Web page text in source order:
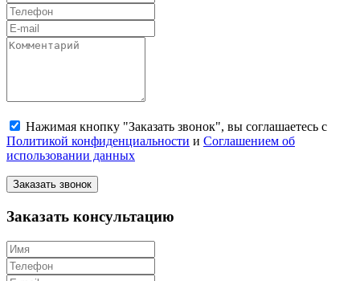
Нажимая кнопку "Заказать звонок", вы соглашаетесь с
Политикой конфиденциальности и Соглашением об
использовании данных
Заказать звонок
Заказать консультацию